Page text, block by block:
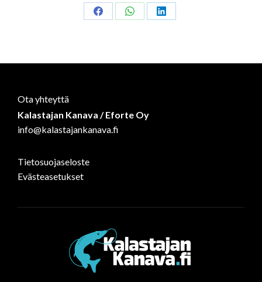
Share
Share
Share
Ota yhteyttä
Kalastajan Kanava / Eforte Oy
info@kalastajankanava.fi
Tietosuojaseloste
Evästeasetukset